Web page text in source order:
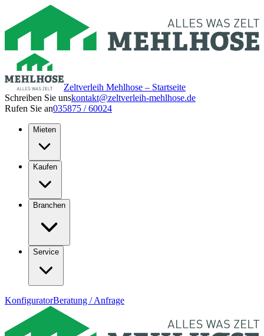
Zeltverleih Mehlhose – Startseite
Schreiben Sie unskontakt@zeltverleih-mehlhose.de
Rufen Sie an035875 / 60024
Mieten
Kaufen
Branchen
Service
KonfiguratorBeratung / Anfrage